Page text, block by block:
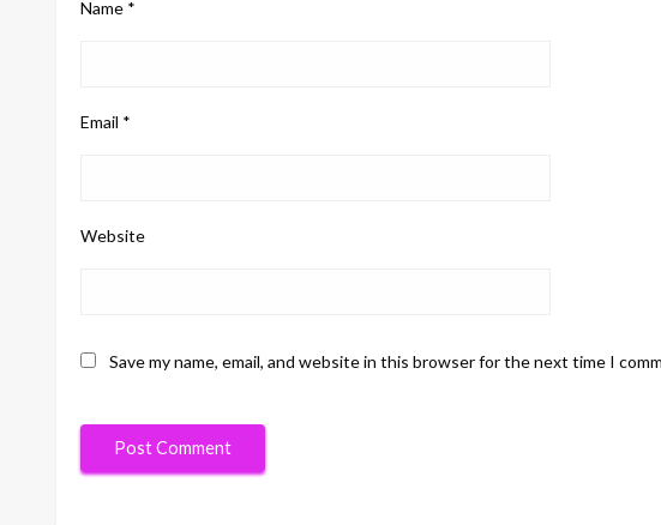
Name *
Email *
Website
Save my name, email, and website in this browser for the next time I